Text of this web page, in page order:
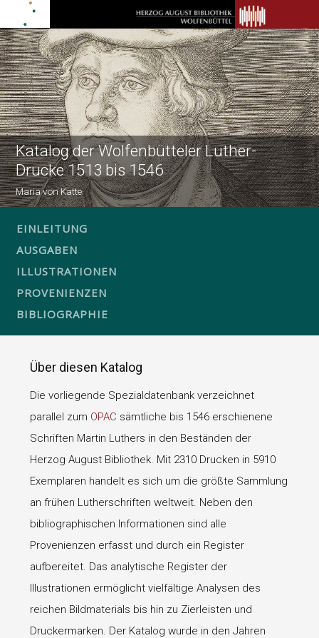
Katalog der Wolfenbütteler Luther-
Drucke 1513 bis 1546
Maria von Katte
EINLEITUNG
AUSGABEN
ILLUSTRATIONEN
PROVENIENZEN
BIBLIOGRAPHIE
Über diesen Katalog
Die vorliegende Spezialdatenbank verzeichnet
parallel zum OPAC sämtliche bis 1546 erschienene
Schriften Martin Luthers in den Beständen der
Herzog August Bibliothek. Mit 2310 Drucken in 5910
Exemplaren handelt es sich um die größte Sammlung
an frühen Lutherschriften weltweit. Neben den
bibliographischen Informationen sind alle
Provenienzen erfasst und durch ein Register
aufbereitet. Das analytische Register der
Illustrationen ermöglicht vielfältige Analysen des
reichen Bildmaterials bis hin zu Zierleisten und
Druckermarken. Der Katalog wurde in den Jahren